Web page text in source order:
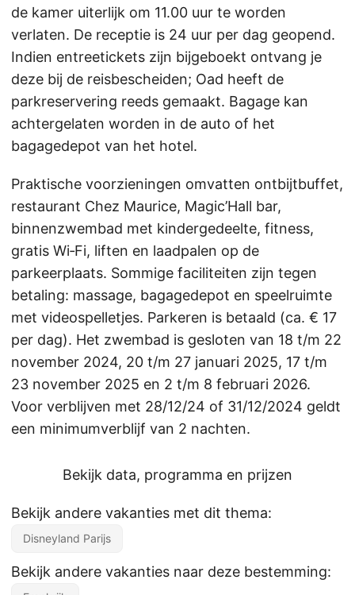
de kamer uiterlijk om 11.00 uur te worden
verlaten. De receptie is 24 uur per dag geopend.
Indien entreetickets zijn bijgeboekt ontvang je
deze bij de reisbescheiden; Oad heeft de
parkreservering reeds gemaakt. Bagage kan
achtergelaten worden in de auto of het
bagagedepot van het hotel.
Praktische voorzieningen omvatten ontbijtbuffet,
restaurant Chez Maurice, Magic’Hall bar,
binnenzwembad met kindergedeelte, fitness,
gratis Wi‑Fi, liften en laadpalen op de
parkeerplaats. Sommige faciliteiten zijn tegen
betaling: massage, bagagedepot en speelruimte
met videospelletjes. Parkeren is betaald (ca. € 17
per dag). Het zwembad is gesloten van 18 t/m 22
november 2024, 20 t/m 27 januari 2025, 17 t/m
23 november 2025 en 2 t/m 8 februari 2026.
Voor verblijven met 28/12/24 of 31/12/2024 geldt
een minimumverblijf van 2 nachten.
Bekijk data, programma en prijzen
Bekijk andere vakanties met dit thema:
Disneyland Parijs
Bekijk andere vakanties naar deze bestemming: